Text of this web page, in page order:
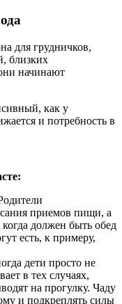
для грудничков,
близких
начинают
как у
и потребность в
приемов пищи, а
должен быть обед
есть, к примеру,
дети просто не
в тех случаях,
на прогулку. Чаду
и подкреплять силы